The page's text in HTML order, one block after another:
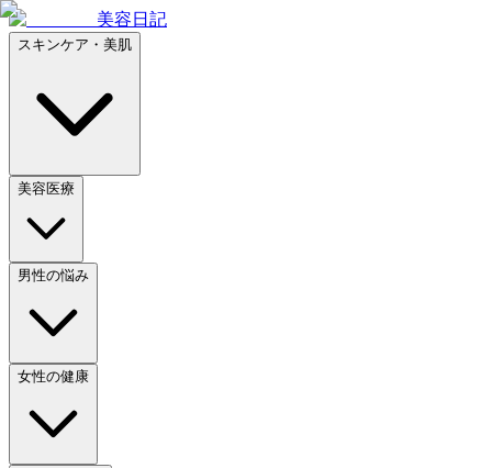
美容日記
スキンケア・美肌
美容医療
男性の悩み
女性の健康